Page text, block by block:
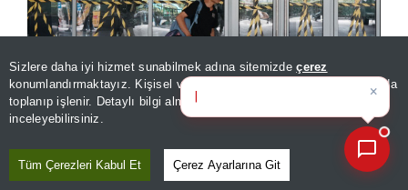
Sizlere daha iyi hizmet sunabilmek adına sitemizdeçerez
konumlandırmaktayız. Kişisel verileriniz, KVKK ve GDPR kapsamında
toplanıp işlenir. Detaylı bilgi almak için
inceleyebilirsiniz.
Tüm Çerezleri Kabul Et Çerez Ayarlarına Git
Çinde tayfun alarmı! Seferler iptal, binlerce kişi tahliye edildi
×
Bugünün öne çıkan manşetleri